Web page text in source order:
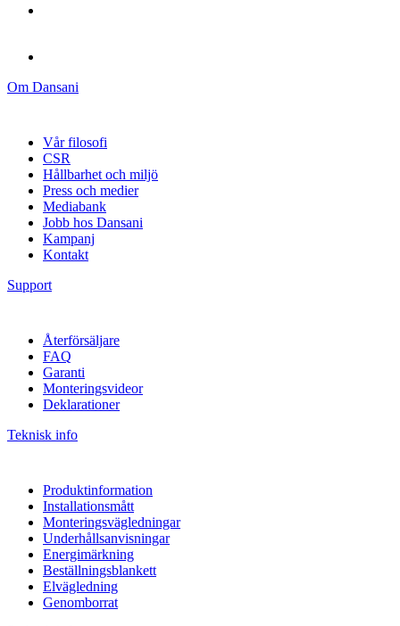
Om Dansani
Vår filosofi
CSR
Hållbarhet och miljö
Press och medier
Mediabank
Jobb hos Dansani
Kampanj
Kontakt
Support
Återförsäljare
FAQ
Garanti
Monteringsvideor
Deklarationer
Teknisk info
Produktinformation
Installationsmått
Monteringsvägledningar
Underhållsanvisningar
Energimärkning
Beställningsblankett
Elvägledning
Genomborrat